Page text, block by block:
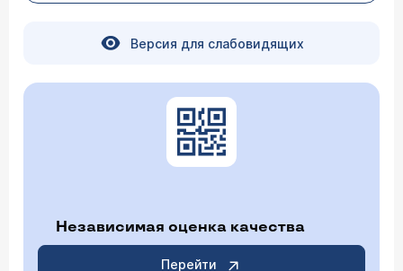
Версия для слабовидящих
Независимая оценка качества
Перейти